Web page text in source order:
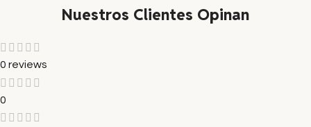
Nuestros Clientes Opinan
0 reviews
0